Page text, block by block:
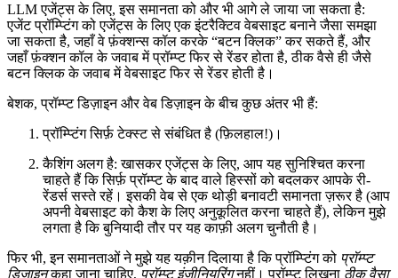
LLM एजेंट्स के लिए, इस समानता को और भी आगे ले जाया जा सकता है:
एजेंट प्रॉम्प्टिंग को एजेंट्स के लिए एक इंटरैक्टिव वेबसाइट बनाने जैसा समझा
जा सकता है, जहाँ वे फ़ंक्शन्स कॉल करके “बटन क्लिक” कर सकते हैं, और
जहाँ फ़ंक्शन कॉल के जवाब में प्रॉम्प्ट फिर से रेंडर होता है, ठीक वैसे ही जैसे
बटन क्लिक के जवाब में वेबसाइट फिर से रेंडर होती है।
बेशक, प्रॉम्प्ट डिज़ाइन और वेब डिज़ाइन के बीच कुछ अंतर भी हैं:
प्रॉम्प्टिंग सिर्फ़ टेक्स्ट से संबंधित है (फ़िलहाल!)।
कैशिंग अलग है: खासकर एजेंट्स के लिए, आप यह सुनिश्चित करना
चाहते हैं कि सिर्फ़ प्रॉम्प्ट के बाद वाले हिस्सों को बदलकर आपके री-
रेंडर्स सस्ते रहें। इसकी वेब से एक थोड़ी बनावटी समानता ज़रूर है (आप
अपनी वेबसाइट को कैश के लिए अनुकूलित करना चाहते हैं), लेकिन मुझे
लगता है कि बुनियादी तौर पर यह काफ़ी अलग चुनौती है।
फिर भी, इन समानताओं ने मुझे यह यक़ीन दिलाया है कि प्रॉम्प्टिंग को प्रॉम्प्ट
डिज़ाइनकहा जाना चाहिए, प्रॉम्प्ट इंजीनियरिंगनहीं। प्रॉम्प्ट लिखना ठीक वैसा